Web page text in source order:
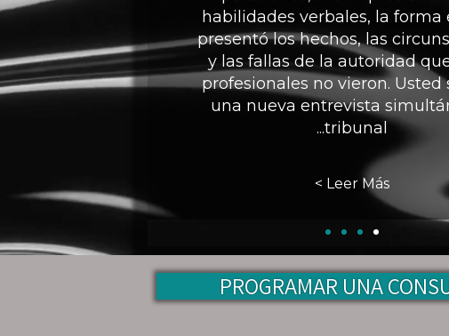
PROGRAMAR UNA